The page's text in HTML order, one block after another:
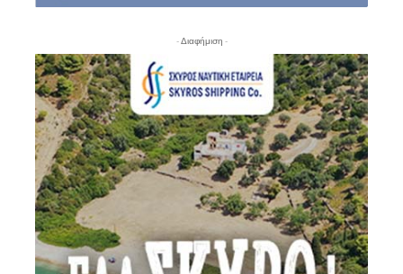
- Διαφήμιση -